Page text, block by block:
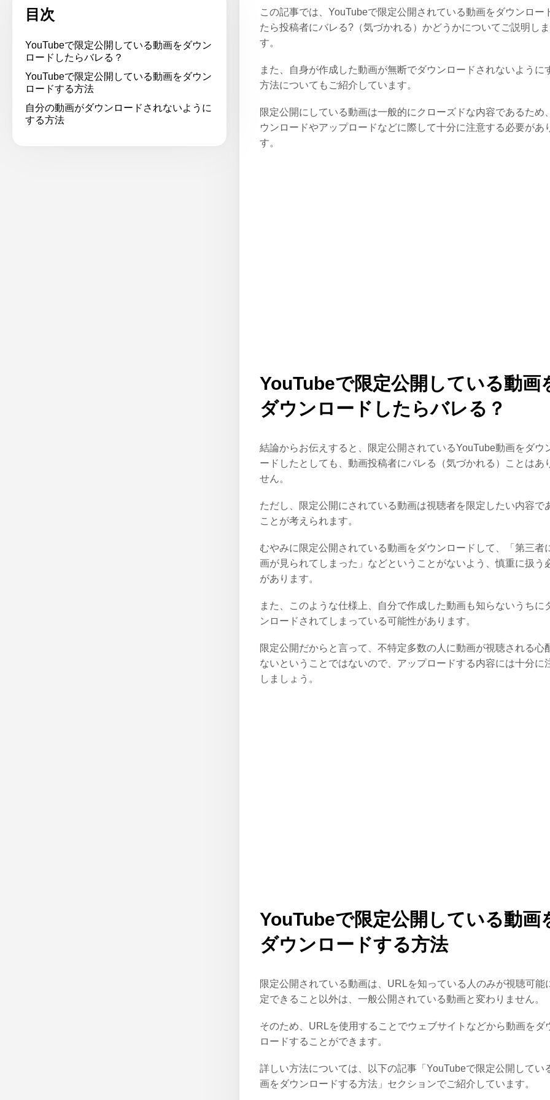
目次
YouTubeで限定公開している動画をダウン
ロードしたらバレる？
YouTubeで限定公開している動画をダウン
ロードする方法
自分の動画がダウンロードされないように
する方法
この記事では、YouTubeで限定公開されている動画をダウンロー
たら投稿者にバレる?（気づかれる）かどうかについてご説明しま
す。
また、自身が作成した動画が無断でダウンロードされないように
方法についてもご紹介しています。
限定公開にしている動画は一般的にクローズドな内容であるため
ウンロードやアップロードなどに際して十分に注意する必要があ
す。
YouTubeで限定公開している動画
ダウンロードしたらバレる？
結論からお伝えすると、限定公開されているYouTube動画をダウ
ードしたとしても、動画投稿者にバレる（気づかれる）ことはあ
せん。
ただし、限定公開にされている動画は視聴者を限定したい内容で
ことが考えられます。
むやみに限定公開されている動画をダウンロードして、「第三者
画が見られてしまった」などということがないよう、慎重に扱う
があります。
また、このような仕様上、自分で作成した動画も知らないうちに
ンロードされてしまっている可能性があります。
限定公開だからと言って、不特定多数の人に動画が視聴される心
ないということではないので、アップロードする内容には十分に
しましょう。
YouTubeで限定公開している動画
ダウンロードする方法
限定公開されている動画は、URLを知っている人のみが視聴可能
定できること以外は、一般公開されている動画と変わりません。
そのため、URLを使用することでウェブサイトなどから動画をダ
ロードすることができます。
詳しい方法については、以下の記事「YouTubeで限定公開してい
画をダウンロードする方法」セクションでご紹介しています。